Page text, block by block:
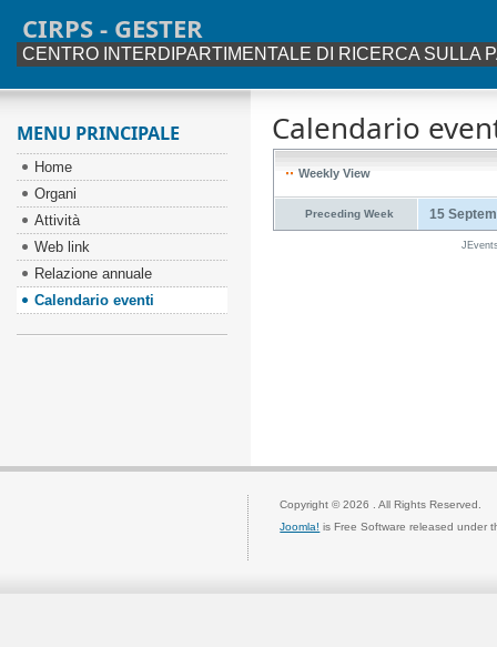
CIRPS - GESTER
CENTRO INTERDIPARTIMENTALE DI RICERCA SULLA
Calendario
Weekly View
Preceding Week 15
MENU PRINCIPALE
Home
Organi
Attività
Web link
Relazione annuale
Calendario eventi
Copyright © 2026 . All Rights Reserved.
Joomla! is Free Software released under